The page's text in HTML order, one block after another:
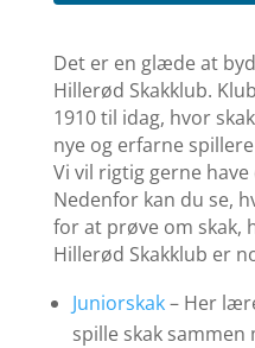
Det er en glæde at
Hillerød Skakklub.
1910 til idag, hvor
nye og erfarne
Vi vil rigtig gerne
Nedenfor kan du se,
for at prøve om skak,
Hillerød Skakklub er
Juniorskak– Her
spille skak